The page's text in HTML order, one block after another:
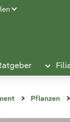
Pflanzen